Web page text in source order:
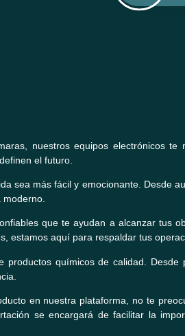
nuestros equipos electrónicos te
el futuro.
sea más fácil y emocionante. Desde
que te ayudan a alcanzar tus
estamos aquí para respaldar tus
químicos de calidad. Desde
en nuestra plataforma, no te
se encargará de facilitar la